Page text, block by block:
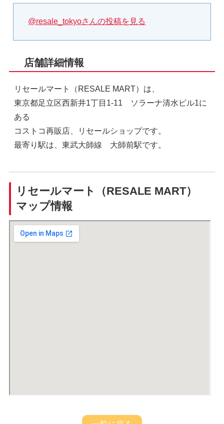
@resale_tokyoさんの投稿を見る
店舗詳細情報
リセールマート（RESALE MART）は、
東京都足立区西新井1丁目1-11 ソラーナ清水ビル1に
ある
コストコ再販店、リセールショップです。
最寄り駅は、東武大師線 大師前駅です。
リセールマート（RESALE MART）
マップ情報